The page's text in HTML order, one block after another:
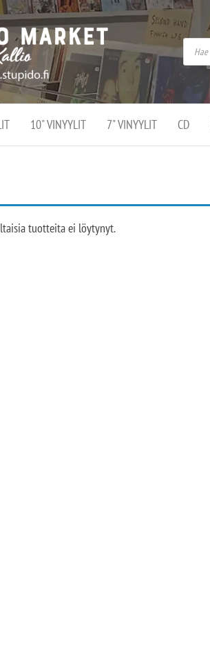
Stupido
Market –
verkossa
ja
kivijalassa
Stupido Market on
vaihtoehtomusaan
erikoistunut
verkko- sekä
kivijalkakauppa
Helsingissä
Kallion
10" VINYYLIT 7" VINYYLIT CD
tuotteita ei löytynyt.